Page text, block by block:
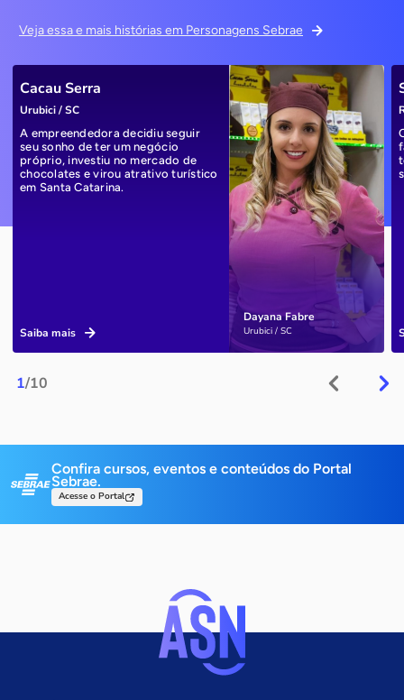
Veja essa e mais histórias em Personagens Sebrae
1/10
Dayana Fabre
Urubici / SC
Cacau Serra
Urubici / SC
A empreendedora decidiu seguir
seu sonho de ter um negócio
próprio, investiu no mercado de
chocolates e virou atrativo turístico
em Santa Catarina.
Saiba mais
Confira cursos, eventos e conteúdos do Portal
Sebrae.
Acesse o Portal